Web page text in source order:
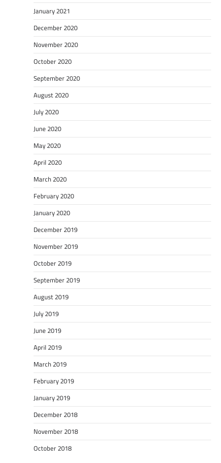
January 2021
December 2020
November 2020
October 2020
September 2020
August 2020
July 2020
June 2020
May 2020
April 2020
March 2020
February 2020
January 2020
December 2019
November 2019
October 2019
September 2019
August 2019
July 2019
June 2019
April 2019
March 2019
February 2019
January 2019
December 2018
November 2018
October 2018